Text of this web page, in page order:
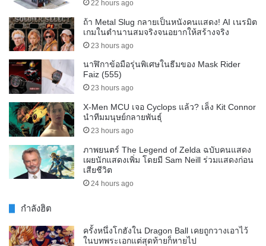
22 hours ago
ถ้า Metal Slug กลายเป็นหนังคนแสดง! AI เนรมิต
เกมในตำนานสมจริงจนอยากให้สร้างจริง
23 hours ago
นาฬิกาข้อมือรุ่นพิเศษในธีมของ Mask Rider
Faiz (555)
23 hours ago
X-Men MCU เจอ Cyclops แล้ว? เล็ง Kit Connor
นำทีมมนุษย์กลายพันธุ์
23 hours ago
ภาพยนตร์ The Legend of Zelda ฉบับคนแสดง
เผยนักแสดงเพิ่ม โดยมี Sam Neill ร่วมแสดงก่อน
เสียชีวิต
24 hours ago
กำลังฮิต
ครั้งหนึ่งโกฮังใน Dragon Ball เคยถูกวางเอาไว้
ในบทพระเอกแต่สุดท้ายก็หายไป